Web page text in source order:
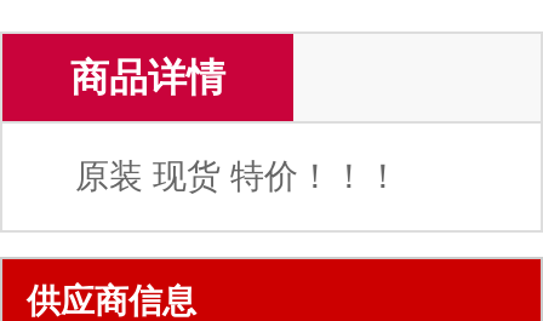
商品详情
原装 现货 特价！！！
供应商信息